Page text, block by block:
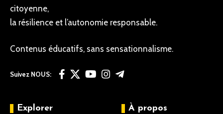
citoyenne,
la résilience et l’autonomie responsable.
Contenus éducatifs, sans sensationnalisme.
Suivez NOUS:
Explorer À propos